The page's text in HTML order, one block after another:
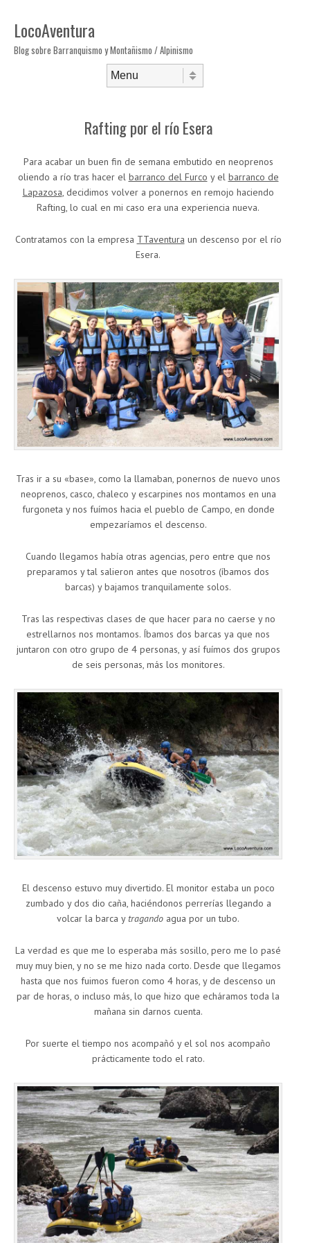
LocoAventura
Blog sobre Barranquismo y Montañismo / Alpinismo
Rafting por el río Esera
Para acabar un buen fin de semana embutido en neoprenos
oliendo a río tras hacer el barranco del Furco y el barranco de
Lapazosa, decidimos volver a ponernos en remojo haciendo
Rafting, lo cual en mi caso era una experiencia nueva.
Contratamos con la empresa TTaventura un descenso por el río
Esera.
Tras ir a su «base», como la llamaban, ponernos de nuevo unos
neoprenos, casco, chaleco y escarpines nos montamos en una
furgoneta y nos fuímos hacia el pueblo de Campo, en donde
empezaríamos el descenso.
Cuando llegamos había otras agencias, pero entre que nos
preparamos y tal salieron antes que nosotros (íbamos dos
barcas) y bajamos tranquilamente solos.
Tras las respectivas clases de que hacer para no caerse y no
estrellarnos nos montamos. Íbamos dos barcas ya que nos
juntaron con otro grupo de 4 personas, y así fuímos dos grupos
de seis personas, más los monitores.
El descenso estuvo muy divertido. El monitor estaba un poco
zumbado y dos dio caña, haciéndonos perrerías llegando a
volcar la barca ytragando agua por un tubo.
La verdad es que me lo esperaba más sosillo, pero me lo pasé
muy muy bien, y no se me hizo nada corto. Desde que llegamos
hasta que nos fuimos fueron como 4 horas, y de descenso un
par de horas, o incluso más, lo que hizo que echáramos toda la
mañana sin darnos cuenta.
Por suerte el tiempo nos acompañó y el sol nos acompaño
prácticamente todo el rato.